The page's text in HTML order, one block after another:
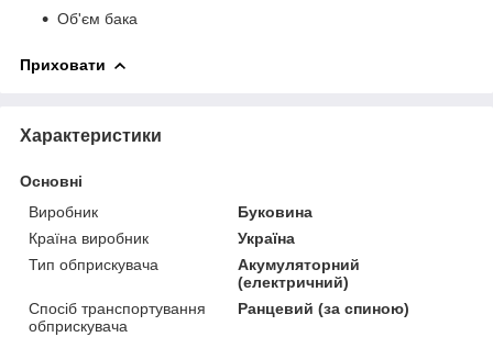
Об'єм бака
Приховати
Характеристики
Основні
Виробник
Буковина
Країна виробник
Україна
Тип обприскувача
Акумуляторний
(електричний)
Спосіб транспортування
обприскувача
Ранцевий (за спиною)